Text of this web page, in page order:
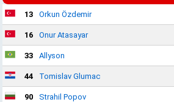
13 Orkun Özdemir
16 Onur Atasayar
33 Allyson
44 Tomislav Glumac
90 Strahil Popov